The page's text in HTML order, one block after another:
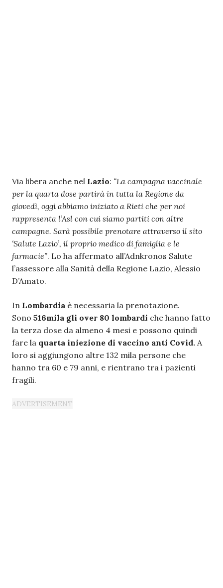
Via libera anche nel Lazio: “La campagna vaccinale
per la quarta dose partirà in tutta la Regione da
giovedì, oggi abbiamo iniziato a Rieti che per noi
rappresenta l’Asl con cui siamo partiti con altre
campagne. Sarà possibile prenotare attraverso il sito
‘Salute Lazio’, il proprio medico di famiglia e le
farmacie”. Lo ha affermato all’Adnkronos Salute
l’assessore alla Sanità della Regione Lazio, Alessio
D’Amato.
In Lombardia è necessaria la prenotazione.
Sono 516mila gli over 80 lombardi che hanno fatto
la terza dose da almeno 4 mesi e possono quindi
fare la quarta iniezione di vaccino anti Covid. A
loro si aggiungono altre 132 mila persone che
hanno tra 60 e 79 anni, e rientrano tra i pazienti
fragili.